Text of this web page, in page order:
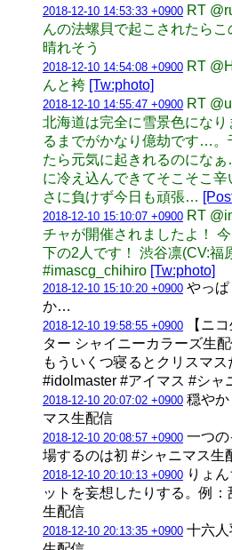
2018-12-10 14:53:33 +0900 RT
んの法螺貝で起こされたら
晴れそう
2018-12-10 14:54:08 +0900 RT
んと袴 [Tw:photo]
2018-12-10 14:55:47 +0900 RT
北海道は完全に雪景色になり
るまでがかなり億劫です…。
たら元気に起きれるのにな
に冷え込んできてそこそこ
さに負けず今日も頑張…
2018-12-10 15:10:07 +0900 RT
チャが開催されましたよ！
下の2人です！ 渋谷凛(CV:福
#imascg_chihiro [Tw:photo]
2018-12-10 15:10:20 +0900 やっ
か…
2018-12-10 19:58:55 +0900 【ニ
ター シャイニーカラーズ生
もういくつ寝るとクリスマス
#idolmaster #アイマス #シャ
2018-12-10 20:07:02 +0900 穏や
マス生配信
2018-12-10 20:08:57 +0900 一つ
場するのは初 #シャニマス生
2018-12-10 20:10:13 +0900 りょ
ットを妄想したりする。例
生配信
2018-12-10 20:13:35 +0900 十六人